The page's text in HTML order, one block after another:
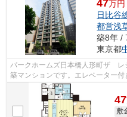
47万円
日比谷
都営浅
築8年 /
東京都
パークホームズ日本橋人形町ザ レ
築マンションです。エレベーター
マッチしたマンション。人形町駅周
47
敷